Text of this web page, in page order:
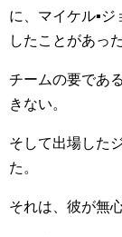
に、マイケル▪
したことがあった
チームの要であ
きない。
そして出場した
た。
それは、彼が無